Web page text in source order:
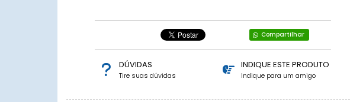
Compartilhar
DÚVIDAS
Tire suas dúvidas
INDIQUE ESTE PRODUTO
Indique para um amigo